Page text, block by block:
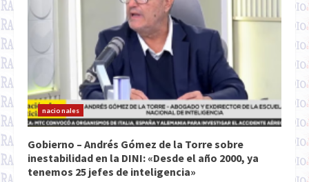
nacionales
Gobierno – Andrés Gómez de la Torre sobre
inestabilidad en la DINI: «Desde el año 2000, ya
tenemos 25 jefes de inteligencia»